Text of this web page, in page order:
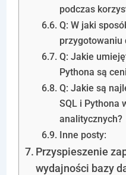
podczas
Q: W jaki
przygotowaniu
Q: Jakie
Pythona są
Q: Jakie są
SQL i Pythona
analitycznych?
Inne posty:
Przyspieszenie
wydajności bazy